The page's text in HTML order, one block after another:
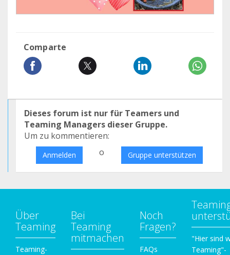
Comparte
Dieses forum ist nur für Teamers und
Teaming Managers dieser Gruppe.
Um zu kommentieren:
Anmelden o Gruppe unterstützen
Über
Teaming
Teaming-
Bei
Teaming
mitmachen
Noch
Fragen?
FAQs
"Hier sind
Teaming"-